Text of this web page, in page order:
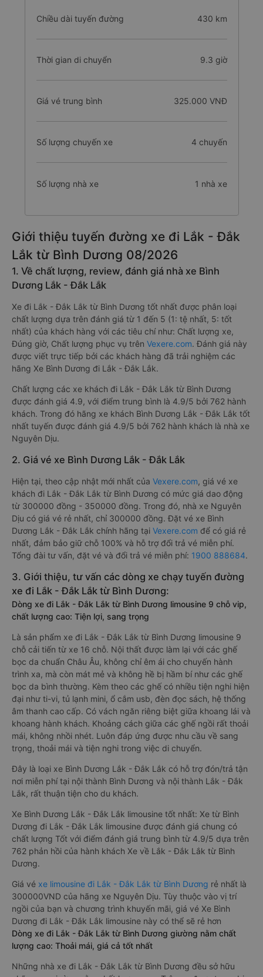
Chiều dài tuyến đường 430 km
Thời gian di chuyển 9.3 giờ
Giá vé trung bình 325.000 VNĐ
Số lượng chuyến xe 4 chuyến
Số lượng nhà xe 1 nhà xe
Giới thiệu tuyến đường xe đi Lắk - Đắk
Lắk từ Bình Dương 08/2026
1. Về chất lượng, review, đánh giá nhà xe Bình
Dương Lắk - Đắk Lắk
Xe đi Lắk - Đắk Lắk từ Bình Dương tốt nhất được phân loại
chất lượng dựa trên đánh giá từ 1 đến 5 (1: tệ nhất, 5: tốt
nhất) của khách hàng với các tiêu chí như: Chất lượng xe,
Đúng giờ, Chất lượng phục vụ trên Vexere.com. Đánh giá này
được viết trực tiếp bởi các khách hàng đã trải nghiệm các
hãng Xe Bình Dương đi Lắk - Đắk Lắk.
Chất lượng các xe khách đi Lắk - Đắk Lắk từ Bình Dương
được đánh giá 4.9, với điểm trung bình là 4.9/5 bởi 762 hành
khách. Trong đó hãng xe khách Bình Dương Lắk - Đắk Lắk tốt
nhất tuyến được đánh giá 4.9/5 bởi 762 hành khách là nhà xe
Nguyên Dịu.
2. Giá vé xe Bình Dương Lắk - Đắk Lắk
Hiện tại, theo cập nhật mới nhất của Vexere.com, giá vé xe
khách đi Lắk - Đắk Lắk từ Bình Dương có mức giá dao động
từ 300000 đồng - 350000 đồng. Trong đó, nhà xe Nguyên
Dịu có giá vé rẻ nhất, chỉ 300000 đồng. Đặt vé xe Bình
Dương Lắk - Đắk Lắk chính hãng tại Vexere.com để có giá rẻ
nhất, đảm bảo giữ chỗ 100% và hỗ trợ đổi trả vé miễn phí.
Tổng đài tư vấn, đặt vé và đổi trả vé miễn phí: 1900 888684.
3. Giới thiệu, tư vấn các dòng xe chạy tuyến đường
xe đi Lắk - Đắk Lắk từ Bình Dương:
Dòng xe đi Lắk - Đắk Lắk từ Bình Dương limousine 9 chỗ vip,
chất lượng cao: Tiện lợi, sang trọng
Là sản phẩm xe đi Lắk - Đắk Lắk từ Bình Dương limousine 9
chỗ cải tiến từ xe 16 chỗ. Nội thất được làm lại với các ghế
bọc da chuẩn Châu Âu, không chỉ êm ái cho chuyến hành
trình xa, mà còn mát mẻ và không hề bị hầm bí như các ghế
bọc da bình thường. Kèm theo các ghế có nhiều tiện nghi hiện
đại như ti-vi, tủ lạnh mini, ổ cắm usb, đèn đọc sách, hệ thống
âm thanh cao cấp. Có vách ngăn riêng biệt giữa khoang lái và
khoang hành khách. Khoảng cách giữa các ghế ngồi rất thoải
mái, không nhồi nhét. Luôn đáp ứng được nhu cầu về sang
trọng, thoải mái và tiện nghi trong việc di chuyển.
Đây là loại xe Bình Dương Lắk - Đắk Lắk có hỗ trợ đón/trả tận
nơi miễn phí tại nội thành Bình Dương và nội thành Lắk - Đắk
Lắk, rất thuận tiện cho du khách.
Xe Bình Dương Lắk - Đắk Lắk limousine tốt nhất: Xe từ Bình
Dương đi Lắk - Đắk Lắk limousine được đánh giá chung có
chất lượng Tốt với điểm đánh giá trung bình từ 4.9/5 dựa trên
762 phản hồi của hành khách Xe về Lắk - Đắk Lắk từ Bình
Dương.
Giá vé xe limousine đi Lắk - Đắk Lắk từ Bình Dương rẻ nhất là
300000VND của hãng xe Nguyên Dịu. Tùy thuộc vào vị trí
ngồi của bạn và chương trình khuyến mãi, giá vé Xe Bình
Dương đi Lắk - Đắk Lắk limousine này có thể sẽ rẻ hơn
Dòng xe đi Lắk - Đắk Lắk từ Bình Dương giường nằm chất
lượng cao: Thoải mái, giá cả tốt nhất
Những nhà xe đi Lắk - Đắk Lắk từ Bình Dương đều sở hữu